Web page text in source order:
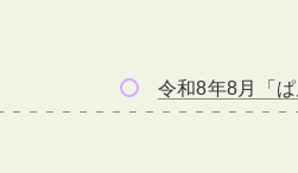
令和8年8月「